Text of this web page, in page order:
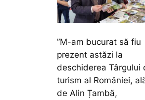
”M-am bucurat să fiu
prezent astăzi la
deschiderea Târgului
turism al României,
de Alin Țambă,